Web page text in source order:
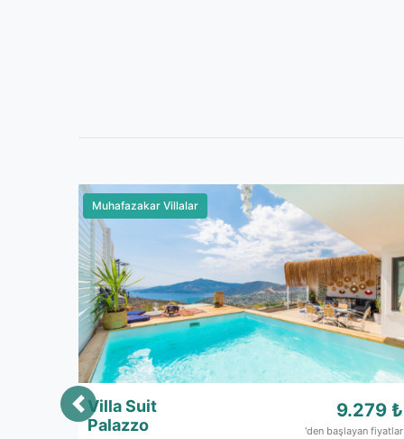
Kış Aylarına Uygun Villalar
Villa Aysa
İslamlar
15.900 ₺
'den başlayan fiyatlar